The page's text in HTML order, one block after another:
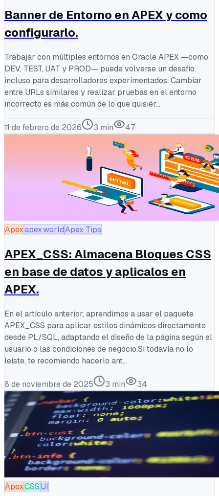
Banner de Entorno en APEX y como
configurarlo.
Trabajar con múltiples entornos en Oracle APEX —como
DEV, TEST, UAT y PROD— puede volverse un desafío
incluso para desarrolladores experimentados. Cambiar
entre URLs similares y realizar pruebas en el entorno
incorrecto es más común de lo que quisiér...
11 de febrero de 2026 3 min 47
Apexapex.worldApex Tips
APEX_CSS: Almacena Bloques CSS
en base de datos y aplicalos en
APEX.
En el artículo anterior, aprendimos a usar el paquete
APEX_CSS para aplicar estilos dinámicos directamente
desde PL/SQL, adaptando el diseño de la página según el
usuario o las condiciones de negocio.Si todavía no lo
leíste, te recomiendo hacerlo ant...
8 de noviembre de 2025 3 min 34
ApexCSSUI